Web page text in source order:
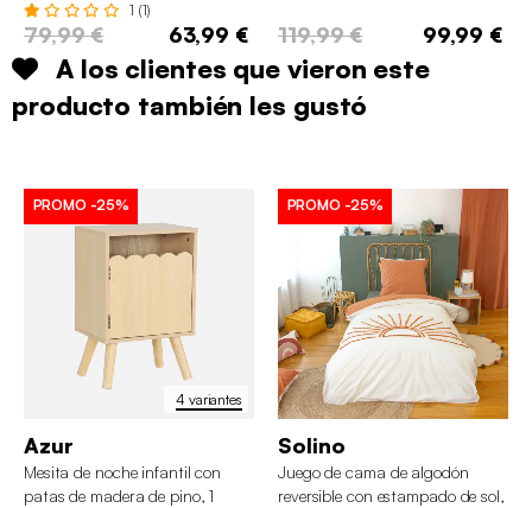
1 (1)
79,99 € 63,99 € 119,99 € 99,99 €
A los clientes que vieron este
producto también les gustó
4 variantes
PROMO -25%
Azur
Mesita de noche infantil con
patas de madera de pino, 1
PROMO -25%
Solino
Juego de cama de algodón
reversible con estampado de sol,